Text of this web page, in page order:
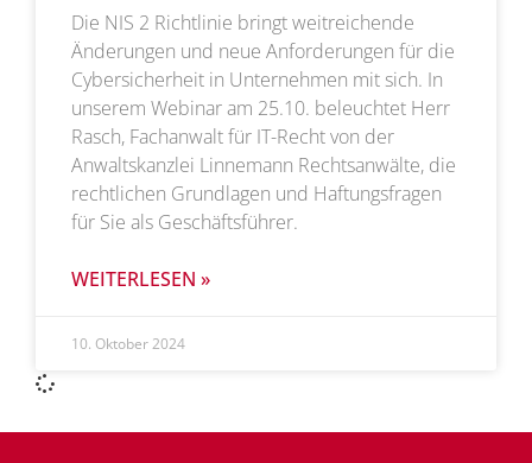
Die NIS 2 Richtlinie bringt weitreichende
Änderungen und neue Anforderungen für die
Cybersicherheit in Unternehmen mit sich. In
unserem Webinar am 25.10. beleuchtet Herr
Rasch, Fachanwalt für IT-Recht von der
Anwaltskanzlei Linnemann Rechtsanwälte, die
rechtlichen Grundlagen und Haftungsfragen
für Sie als Geschäftsführer.
WEITERLESEN »
10. Oktober 2024